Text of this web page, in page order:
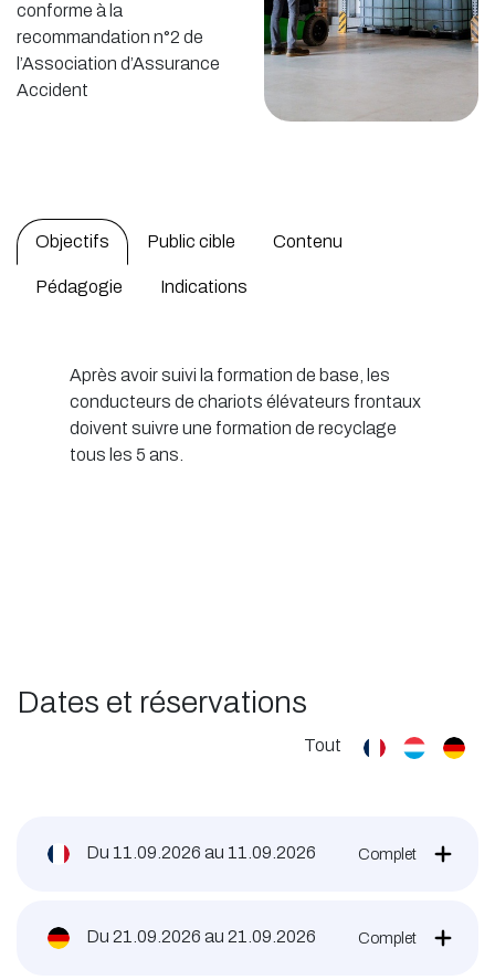
conforme à la
recommandation n°2 de
l’Association d’Assurance
Accident
Objectifs Public cible Contenu
Pédagogie Indications
Après avoir suivi la formation de base, les
conducteurs de chariots élévateurs frontaux
doivent suivre une formation de recyclage
tous les 5 ans.
Dates et réservations
Tout
Du 11.09.2026 au 11.09.2026 Complet
Du 21.09.2026 au 21.09.2026 Complet